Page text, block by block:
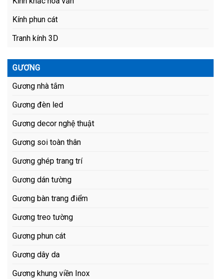
Kính phun cát
Tranh kính 3D
GƯƠNG
Gương nhà tắm
Gương đèn led
Gương decor nghệ thuật
Gương soi toàn thân
Gương ghép trang trí
Gương dán tường
Gương bàn trang điểm
Gương treo tường
Gương phun cát
Gương dây da
Gương khung viền Inox